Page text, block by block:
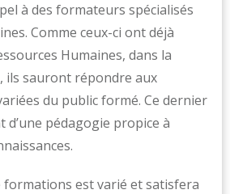
à des formateurs spécialisés
Comme ceux-ci ont déjà
Humaines, dans la
ils sauront répondre aux
du public formé. Ce dernier
pédagogie propice à
est varié et satisfera